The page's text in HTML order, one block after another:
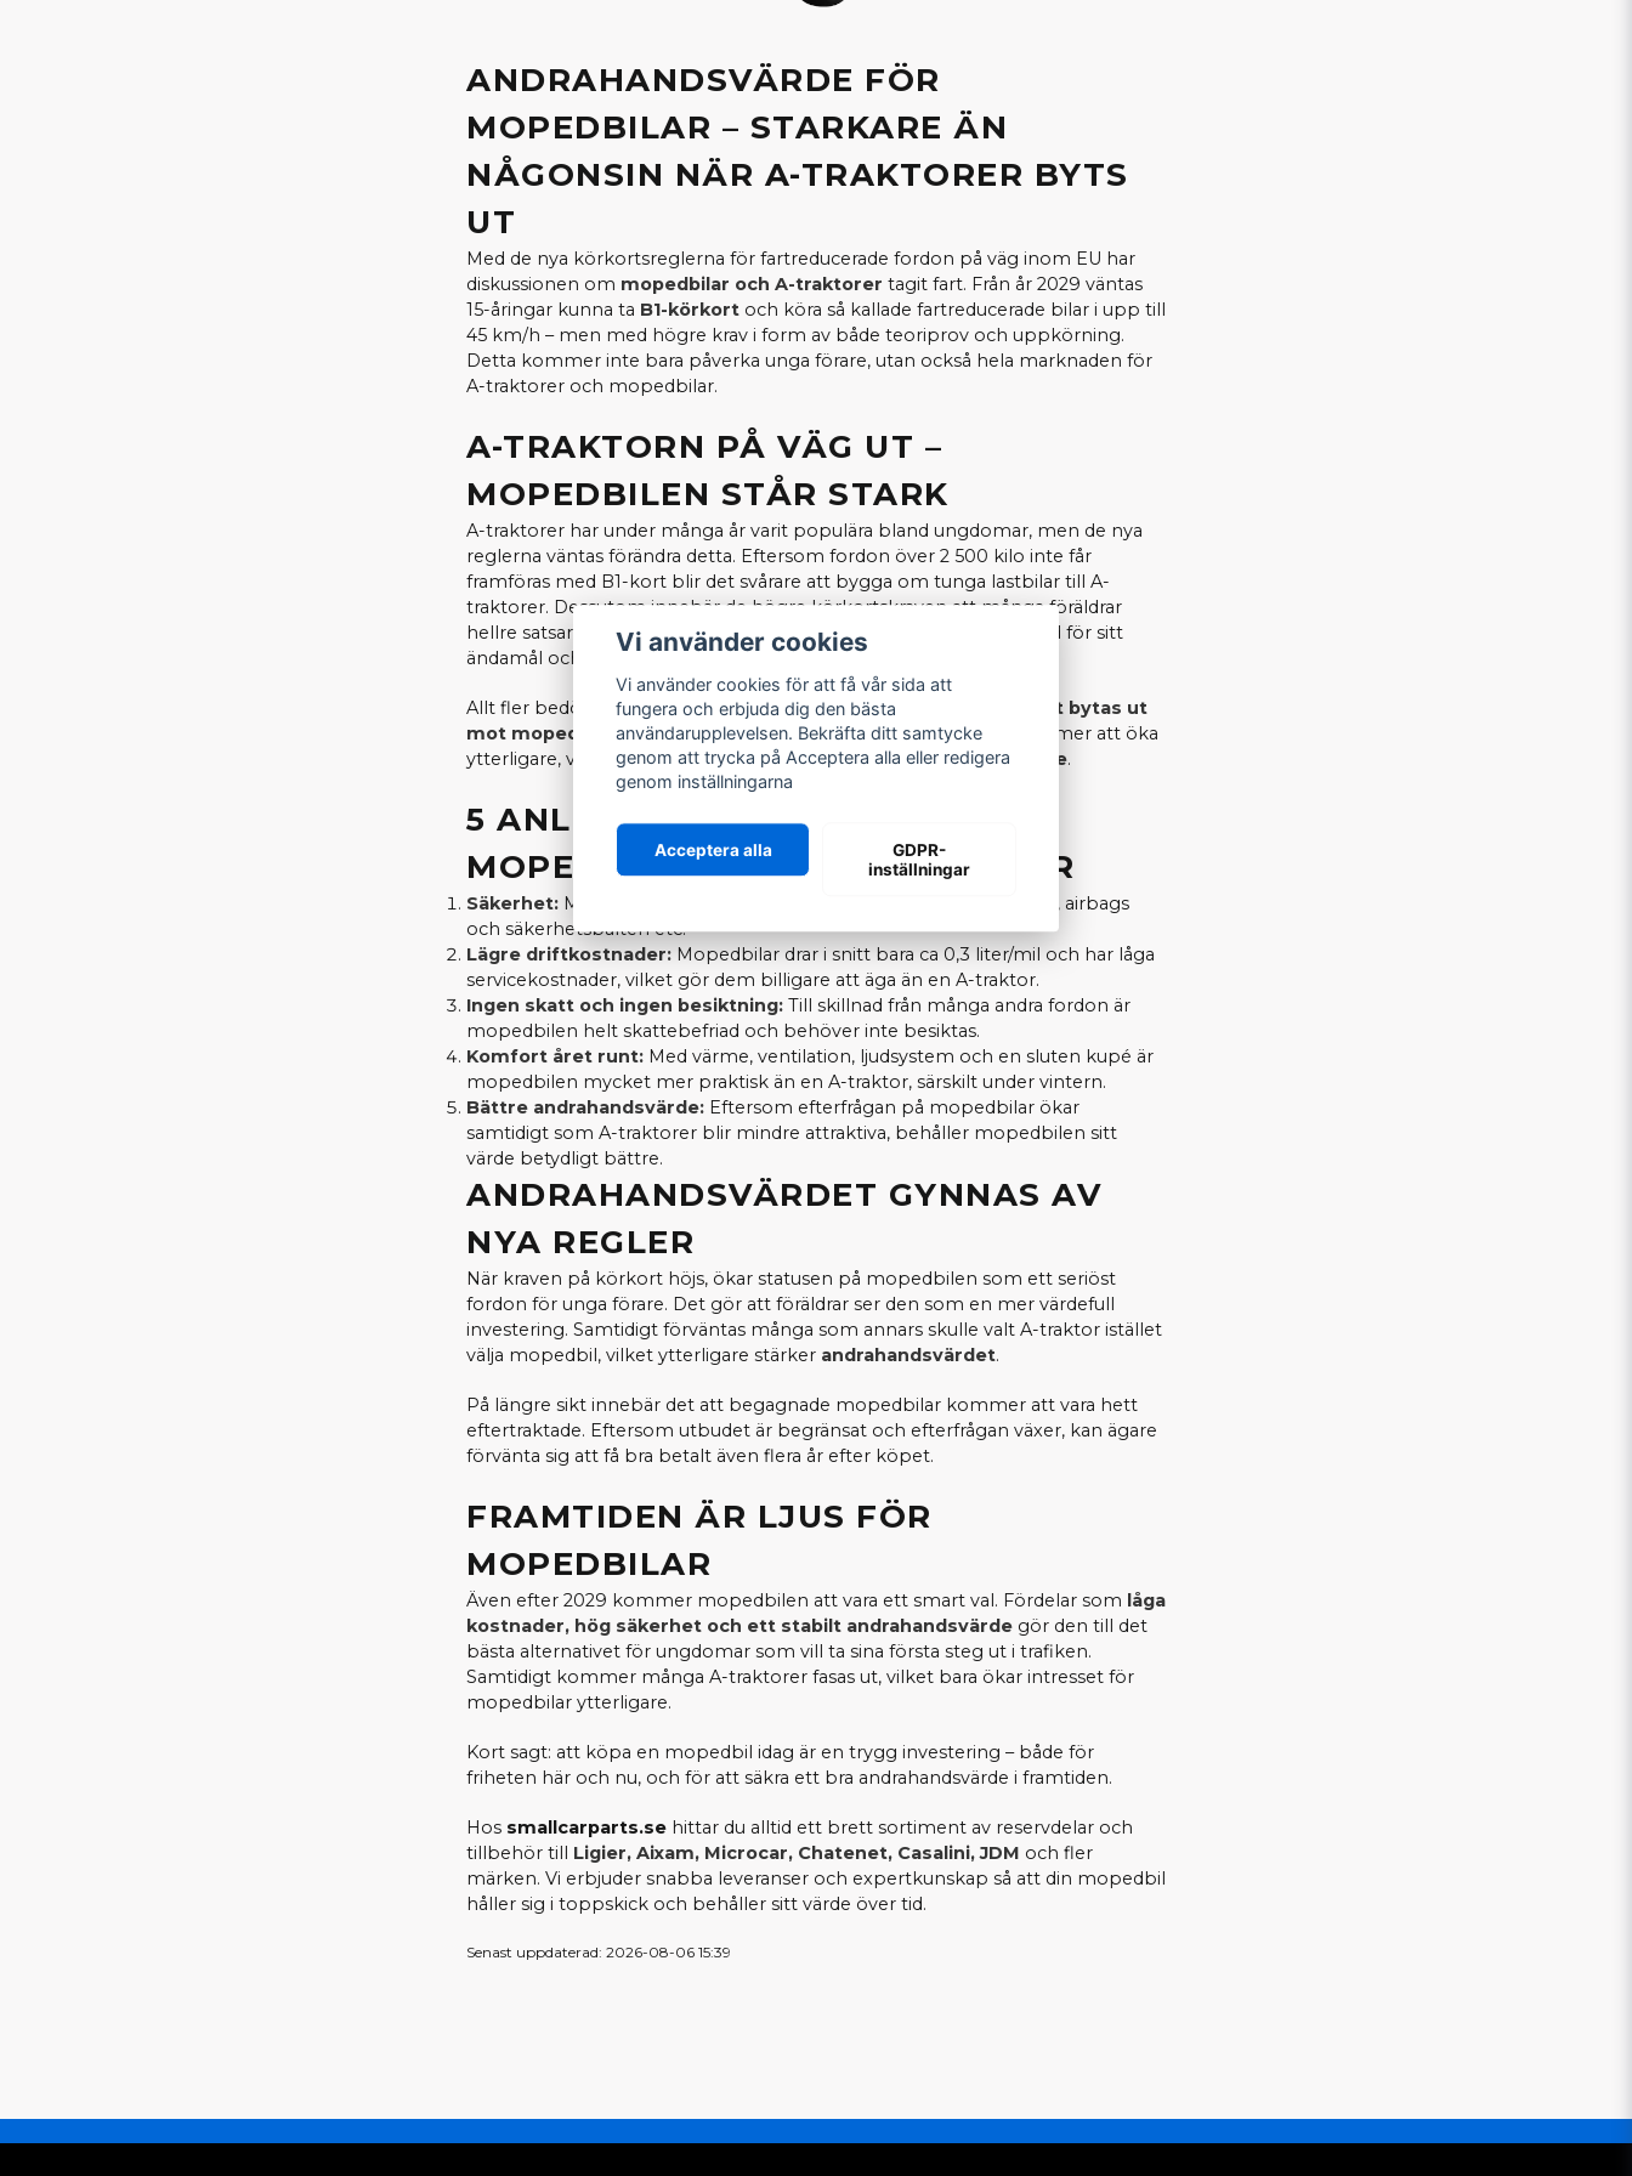
ANDRAHANDSVÄRDE FÖR
MOPEDBILAR – STARKARE ÄN
NÅGONSIN NÄR A-TRAKTORER BYTS
UT
Med de nya körkortsreglerna för fartreducerade fordon på väg inom EU har
diskussionen om mopedbilar och A-traktorer tagit fart. Från år 2029 väntas
15-åringar kunna ta B1-körkort och köra så kallade fartreducerade bilar i upp till
45 km/h – men med högre krav i form av både teoriprov och uppkörning.
Detta kommer inte bara påverka unga förare, utan också hela marknaden för
A-traktorer och mopedbilar.
A-TRAKTORN PÅ VÄG UT –
MOPEDBILEN STÅR STARK
A-traktorer har under många år varit populära bland ungdomar, men de nya
reglerna väntas förändra detta. Eftersom fordon över 2 500 kilo inte får
framföras med B1-kort blir det svårare att bygga om tunga lastbilar till A-
traktorer. Dessutom innebär de högre körkortskraven att många föräldrar
hellre satsar på en trygg och säkermopedbil
, som är fabriksbyggd för sitt
ändamål och erbjuder bättre säkerhetsstandard.
Allt fler bedömare menar attA-traktorer successivt kommer att bytas ut
mot mopedbilar. Det innebär att efterfrågan på mopedbilar kommer att öka
ytterligare, vilket ger ett starkare och mer stabilt andrahandsvärde.
5 ANLEDNINGAR ATT VÄLJA
MOPEDBIL FRAMFÖR A-TRAKTOR
Säkerhet: Mopedbilar är fabriksbyggda småbilar med krockzoner, airbags
och säkerhetsbälten etc.
Lägre driftkostnader: Mopedbilar drar i snitt bara ca 0,3 liter/mil och har låga
servicekostnader, vilket gör dem billigare att äga än en A-traktor.
Ingen skatt och ingen besiktning: Till skillnad från många andra fordon är
mopedbilen helt skattebefriad och behöver inte besiktas.
Komfort året runt: Med värme, ventilation, ljudsystem och en sluten kupé är
mopedbilen mycket mer praktisk än en A-traktor, särskilt under vintern.
Bättre andrahandsvärde: Eftersom efterfrågan på mopedbilar ökar
samtidigt som A-traktorer blir mindre attraktiva, behåller mopedbilen sitt
värde betydligt bättre.
ANDRAHANDSVÄRDET GYNNAS AV
NYA REGLER
När kraven på körkort höjs, ökar statusen på mopedbilen som ett seriöst
fordon för unga förare. Det gör att föräldrar ser den som en mer värdefull
investering. Samtidigt förväntas många som annars skulle valt A-traktor istället
välja mopedbil, vilket ytterligare stärker andrahandsvärdet.
På längre sikt innebär det att begagnade mopedbilar kommer att vara hett
eftertraktade. Eftersom utbudet är begränsat och efterfrågan växer, kan ägare
förvänta sig att få bra betalt även flera år efter köpet.
FRAMTIDEN ÄR LJUS FÖR
MOPEDBILAR
Även efter 2029 kommer mopedbilen att vara ett smart val. Fördelar som låga
kostnader, hög säkerhet och ett stabilt andrahandsvärde gör den till det
bästa alternativet för ungdomar som vill ta sina första steg ut i trafiken.
Samtidigt kommer många A-traktorer fasas ut, vilket bara ökar intresset för
mopedbilar ytterligare.
Kort sagt: att köpa en mopedbil idag är en trygg investering – både för
friheten här och nu, och för att säkra ett bra andrahandsvärde i framtiden.
Hos smallcarparts.se hittar du alltid ett brett sortiment av reservdelar och
tillbehör till Ligier, Aixam, Microcar, Chatenet, Casalini, JDM och fler
märken. Vi erbjuder snabba leveranser och expertkunskap så att din mopedbil
håller sig i toppskick och behåller sitt värde över tid.
Senast uppdaterad: 2026-08-06 15:39
Vi använder cookies
Vi använder cookies för att få vår sida att
fungera och erbjuda dig den bästa
användarupplevelsen. Bekräfta ditt samtycke
genom att trycka på Acceptera alla eller redigera
genom inställningarna
Acceptera alla
GDPR-
inställningar